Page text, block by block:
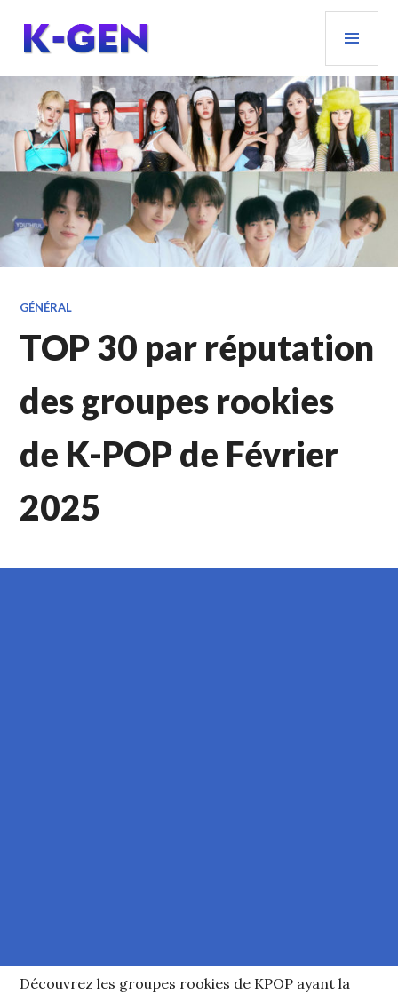
contenu
principal
K-GEN
GÉNÉRAL
TOP 30 par réputation
des groupes rookies
de K-POP de Février
2025
Découvrez les groupes rookies de KPOP ayant la